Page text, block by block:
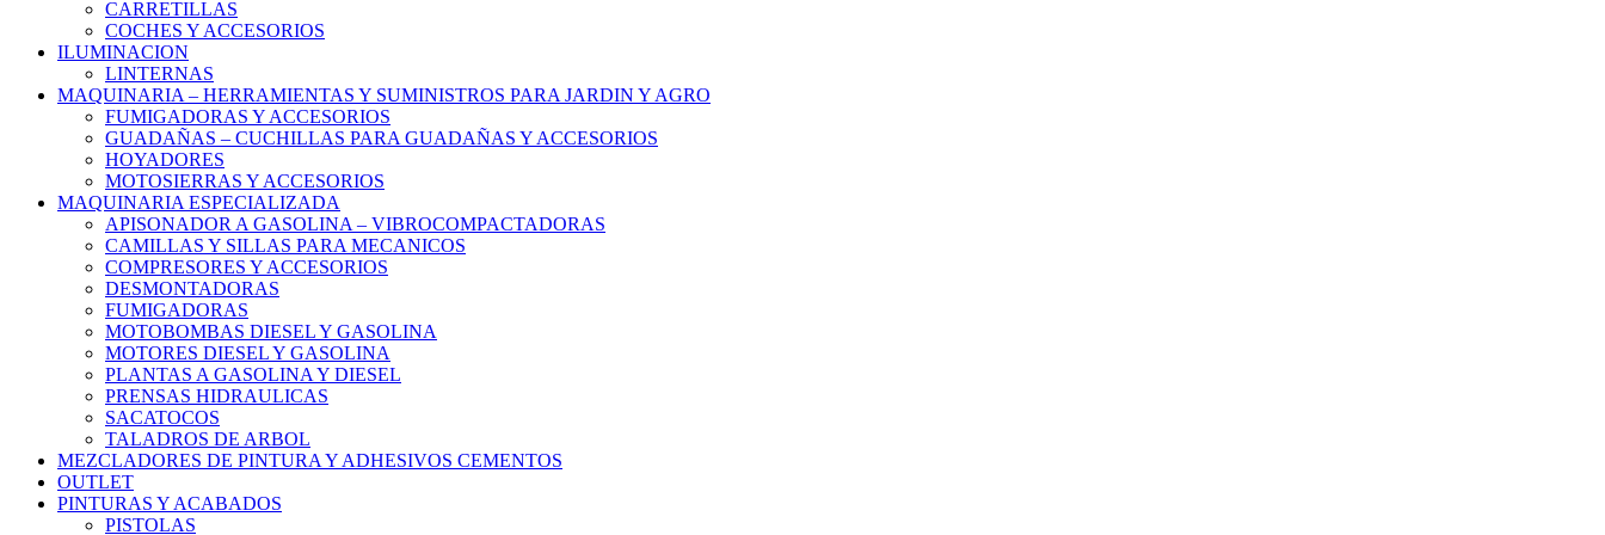
CARRETILLAS
COCHES Y ACCESORIOS
ILUMINACION
LINTERNAS
MAQUINARIA – HERRAMIENTAS Y SUMINISTROS PARA JARDIN Y AGRO
FUMIGADORAS Y ACCESORIOS
GUADAÑAS – CUCHILLAS PARA GUADAÑAS Y ACCESORIOS
HOYADORES
MOTOSIERRAS Y ACCESORIOS
MAQUINARIA ESPECIALIZADA
APISONADOR A GASOLINA – VIBROCOMPACTADORAS
CAMILLAS Y SILLAS PARA MECANICOS
COMPRESORES Y ACCESORIOS
DESMONTADORAS
FUMIGADORAS
MOTOBOMBAS DIESEL Y GASOLINA
MOTORES DIESEL Y GASOLINA
PLANTAS A GASOLINA Y DIESEL
PRENSAS HIDRAULICAS
SACATOCOS
TALADROS DE ARBOL
MEZCLADORES DE PINTURA Y ADHESIVOS CEMENTOS
OUTLET
PINTURAS Y ACABADOS
PISTOLAS